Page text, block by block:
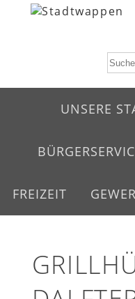
UNSERE
FREIZEIT